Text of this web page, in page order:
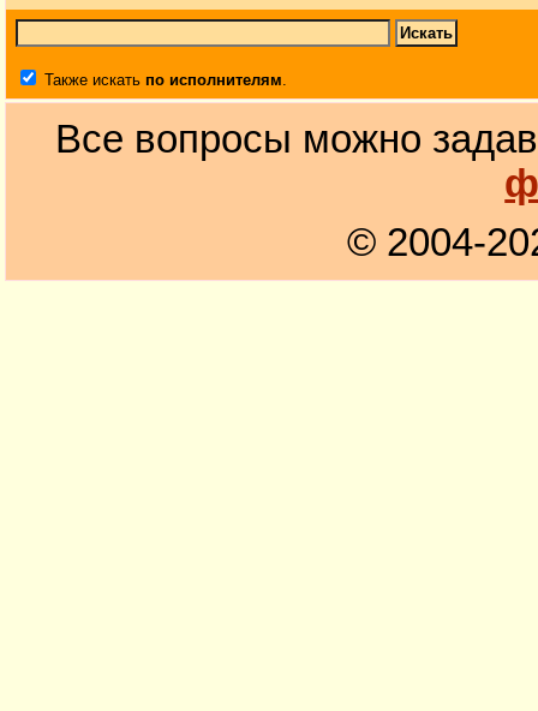
Также искать по исполнителям.
Все вопросы можно
© 2004-